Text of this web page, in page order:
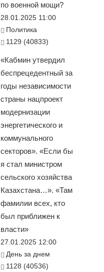
по военной мощи?
28.01.2025 11:00
Политика
1129 (40833)
«Кабмин утвердил
беспрецедентный за
годы независимости
страны нацпроект
модернизации
энергетического и
коммунального
секторов». «Если бы
я стал министром
сельского хозяйства
Казахстана…». «Там
фамилии всех, кто
был приближен к
власти»
27.01.2025 12:00
День за днем
1128 (40536)